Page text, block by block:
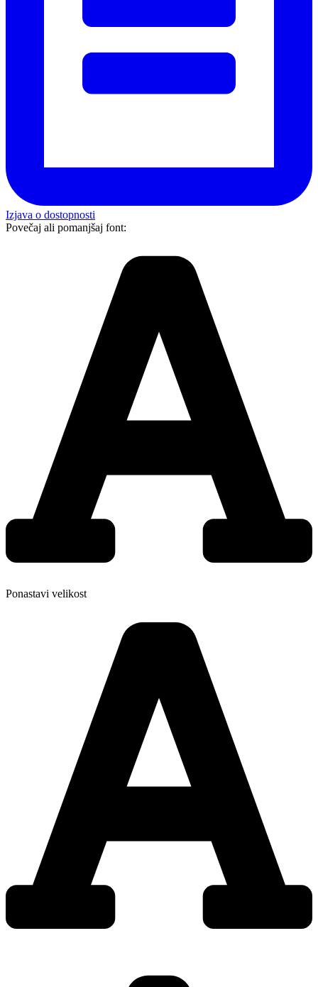
Izjava o dostopnosti
Povečaj ali pomanjšaj font:
Ponastavi velikost